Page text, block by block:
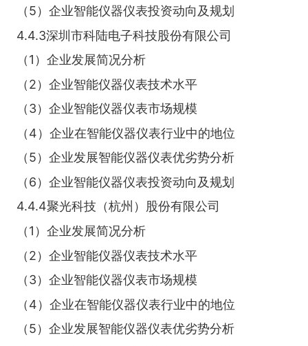
（5）企业智能仪器仪表投资动向及规划
4.4.3深圳市科陆电子科技股份有限公司
（1）企业发展简况分析
（2）企业智能仪器仪表技术水平
（3）企业智能仪器仪表市场规模
（4）企业在智能仪器仪表行业中的地位
（5）企业发展智能仪器仪表优劣势分析
（6）企业智能仪器仪表投资动向及规划
4.4.4聚光科技（杭州）股份有限公司
（1）企业发展简况分析
（2）企业智能仪器仪表技术水平
（3）企业智能仪器仪表市场规模
（4）企业在智能仪器仪表行业中的地位
（5）企业发展智能仪器仪表优劣势分析